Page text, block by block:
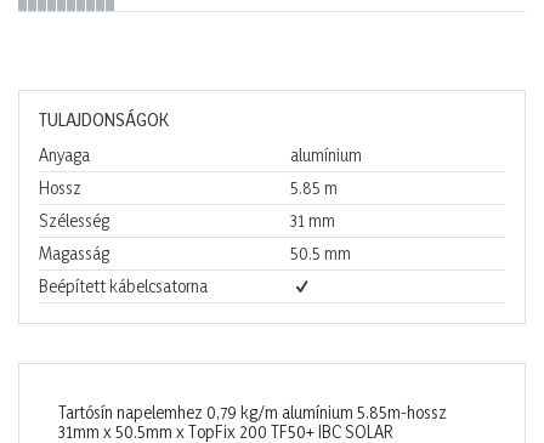
TULAJDONSÁGOK
Anyaga
alumínium
Hossz
5.85 m
Szélesség
31 mm
Magasság
50.5 mm
Beépített kábelcsatorna
Tartósín napelemhez 0,79 kg/m alumínium 5.85m-hossz
31mm x 50.5mm x TopFix 200 TF50+ IBC SOLAR